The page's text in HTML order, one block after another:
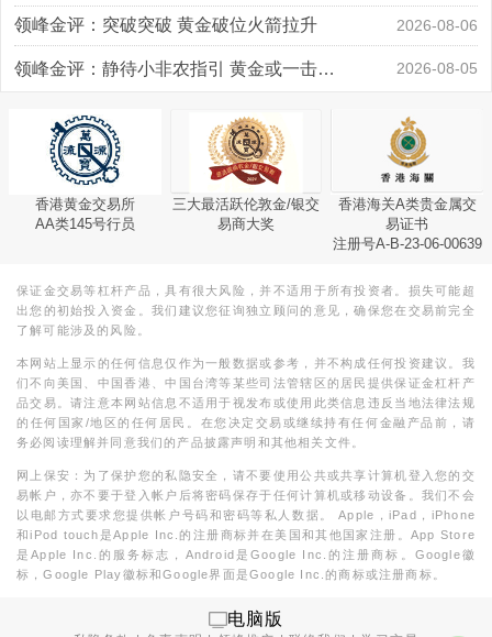
领峰金评：突破突破 黄金破位火箭拉升 2026-08-06
领峰金评：静待小非农指引 黄金或一击破局 2026-08-05
香港黄金交易所
AA类145号行员
三大最活跃伦敦金/银交
易商大奖
香港海关A类贵金属交
易证书
注册号A-B-23-06-00639
保证金交易等杠杆产品，具有很大风险，并不适用于所有投资者。损失可能超
出您的初始投入资金。我们建议您征询独立顾问的意见，确保您在交易前完全
了解可能涉及的风险。
本网站上显示的任何信息仅作为一般数据或参考，并不构成任何投资建议。我
们不向美国、中国香港、中国台湾等某些司法管辖区的居民提供保证金杠杆产
品交易。请注意本网站信息不适用于视发布或使用此类信息违反当地法律法规
的任何国家/地区的任何居民。在您决定交易或继续持有任何金融产品前，请
务必阅读理解并同意我们的产品披露声明和其他相关文件。
网上保安：为了保护您的私隐安全，请不要使用公共或共享计算机登入您的交
易帐户，亦不要于登入帐户后将密码保存于任何计算机或移动设备。我们不会
以电邮方式要求您提供帐户号码和密码等私人数据。 Apple，iPad，iPhone
和iPod touch是Apple Inc.的注册商标并在美国和其他国家注册。App Store
是Apple Inc.的服务标志，Android是Google Inc.的注册商标。Google徽
标，Google Play徽标和Google界面是Google Inc.的商标或注册商标。
电脑版